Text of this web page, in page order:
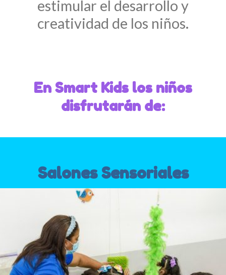
estimular el desarrollo y
creatividad de los niños.
En Smart Kids los niños
disfrutarán de:
Salones Sensoriales